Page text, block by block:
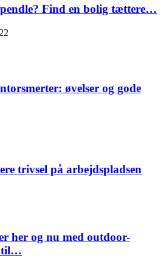
Find en bolig tættere…
øvelser og gode
trivsel på arbejdspladsen
her og nu med outdoor-
til…